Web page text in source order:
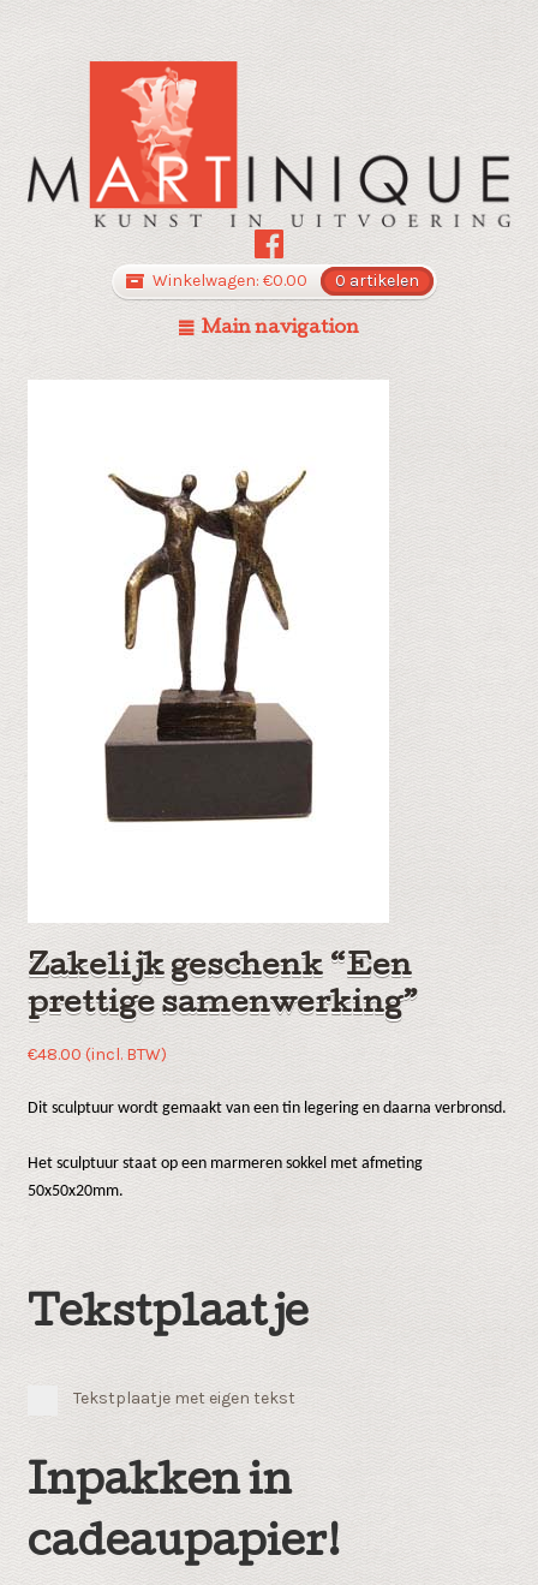
Winkelwagen: €0.00 0 artikelen
Main navigation
Zakelijk geschenk “Een
prettige samenwerking”
€48.00 (incl. BTW)
Dit sculptuur wordt gemaakt van een tin legering en daarna verbronsd.
Het sculptuur staat op een marmeren sokkel met afmeting
50x50x20mm.
Tekstplaatje
Tekstplaatje met eigen tekst
Inpakken in
cadeaupapier!